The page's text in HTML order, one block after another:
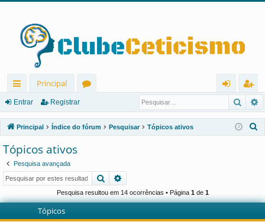
in
ks
rá
pi
d
Principal
u
ns
ra
r
eg
ist
ra
Entrar Registrar
Principal Índice do fórum Pesquisar Tópicos ativos
s
a
Tópicos ativos
Pesquisa avançada
Pesquisar
Pesquisa resultou em 14 ocorrências • Página 1de 1
Tópicos